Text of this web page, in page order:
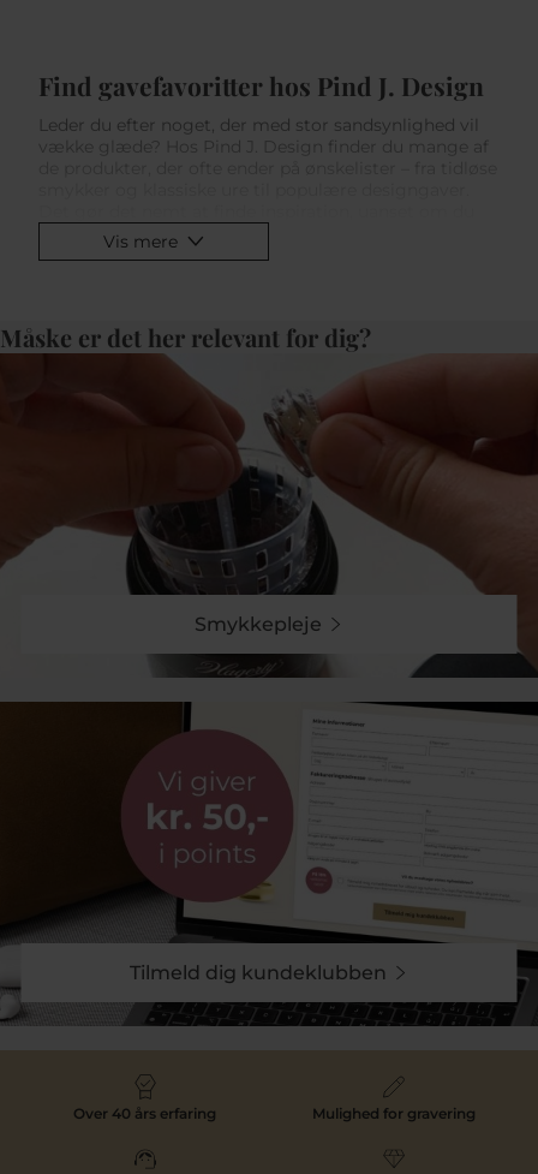
Find gavefavoritter hos Pind J. Design
Leder du efter noget, der med stor sandsynlighed vil
vække glæde? Hos Pind J. Design finder du mange af
ønsker dig noget personligt eller leder efter den rette
gave til en, du holder af.
studentertid og jul. Gå på opdagelse i favoritterne og
find det næste ønske til din Ønskeskyen.
Vis mere
Måske er det her relevant for dig?
Smykkepleje
Tilmeld dig kundeklubben
Over 40 års erfaring Mulighed for gravering